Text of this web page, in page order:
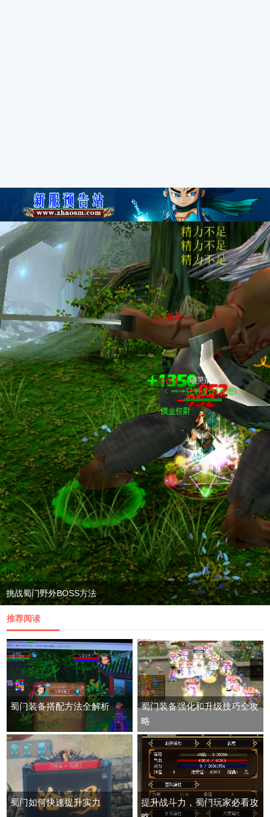
挑战蜀门野外BOSS方法
推荐阅读
蜀门装备搭配方法全解析
蜀门装备强化和升级技巧全攻
略
蜀门如何快速提升实力
提升战斗力，蜀门玩家必看攻